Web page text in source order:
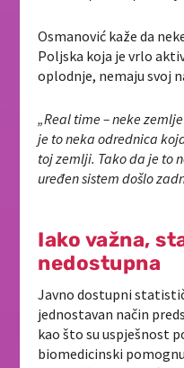
Osmanović kaže da
Poljska koja je vrlo
oplodnje, nemaju svoj
„Real time – neke
je to neka odrednica
toj zemlji. Tako da je to
uređen sistem došlo
Iako važna,
nedostupna
Javno dostupni
jednostavan način
kao što su uspješnost
biomedicinski